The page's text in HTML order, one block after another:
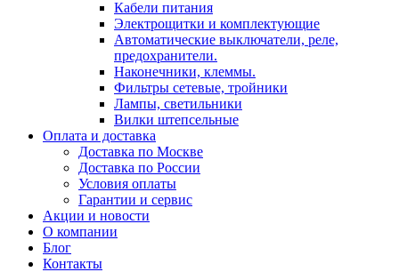
Кабели питания
Электрощитки и комплектующие
Автоматические выключатели, реле,
предохранители.
Наконечники, клеммы.
Фильтры сетевые, тройники
Лампы, светильники
Вилки штепсельные
Оплата и доставка
Доставка по Москве
Доставка по России
Условия оплаты
Гарантии и сервис
Акции и новости
О компании
Блог
Контакты